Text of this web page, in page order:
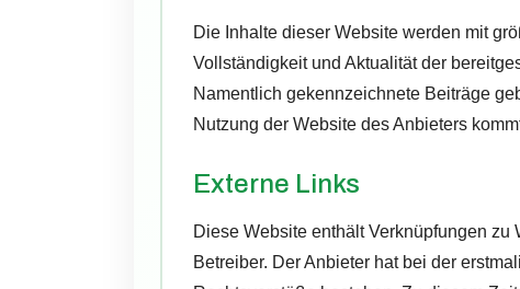
Die Inhalte dieser Website werden mit
Vollständigkeit und Aktualität der
Namentlich gekennzeichnete Beiträge
Nutzung der Website des Anbieters
Externe Links
Diese Website enthält Verknüpfungen
Betreiber. Der Anbieter hat bei der